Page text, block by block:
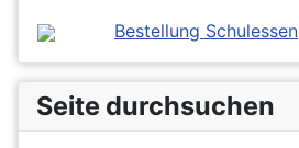
Bestellung Schulessen
Seite durchsuchen